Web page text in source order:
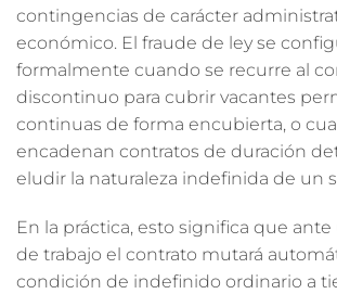
contingencias de carácter
económico. El fraude de ley se
formalmente cuando se recurre al
discontinuo para cubrir vacantes
continuas de forma encubierta, o
encadenan contratos de duración
eludir la naturaleza indefinida de un
En la práctica, esto significa que
de trabajo el contrato mutará
condición de indefinido ordinario a